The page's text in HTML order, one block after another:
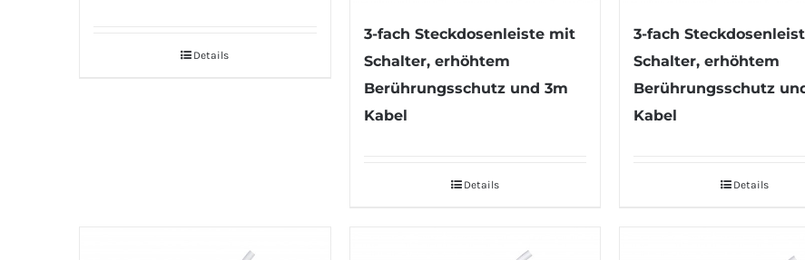
Details
3-fach Steckdosenleiste mit
Schalter, erhöhtem
Berührungsschutz und 3m
Kabel
Details
3-fach
Schalter, erhöhtem
Berührungsschutz
Kabel
Details